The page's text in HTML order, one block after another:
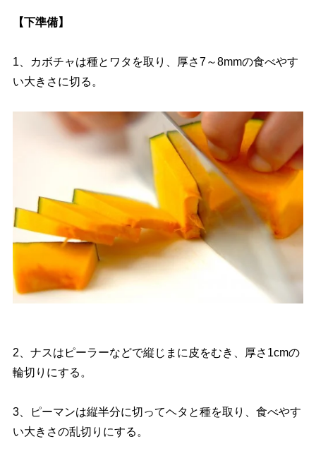
【下準備】
1、カボチャは種とワタを取り、厚さ7～8mmの食べやす
い大きさに切る。
2、ナスはピーラーなどで縦じまに皮をむき、厚さ1cmの
輪切りにする。
3、ピーマンは縦半分に切ってヘタと種を取り、食べやす
い大きさの乱切りにする。